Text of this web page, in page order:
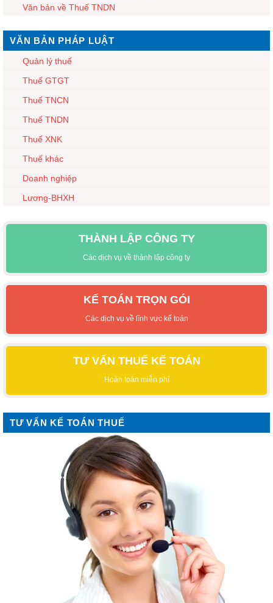
Văn bản về Thuế TNDN
VĂN BẢN PHÁP LUẬT
Quản lý thuế
Thuế GTGT
Thuế TNCN
Thuế TNDN
Thuế XNK
Thuế khác
Doanh nghiệp
Lương-BHXH
THÀNH LẬP CÔNG TY
Các dịch vụ về thành lập công ty
KẾ TOÁN TRỌN GÓI
Các dịch vụ về lĩnh vực kế toán
TƯ VẤN THUẾ KẾ TOÁN
Hoàn toàn miễn phí
TƯ VẤN KẾ TOÁN THUẾ